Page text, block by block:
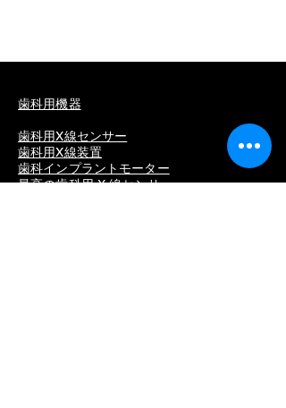
歯科用機器
歯科用X線センサー
歯科用X線装置
歯科インプラントモーター
最高の歯科用 X 線センサー